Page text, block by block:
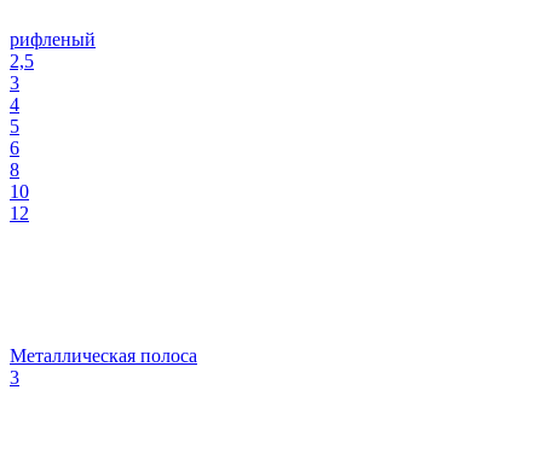
рифленый
2,5
3
4
5
6
8
10
12
Металлическая полоса
3